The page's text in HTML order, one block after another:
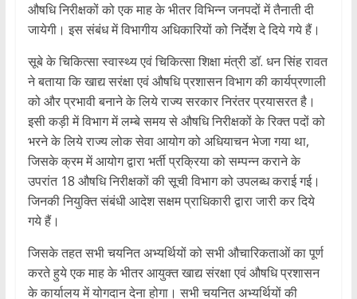
औषधि निरीक्षकों को एक माह के भीतर विभिन्न जनपदों में तैनाती दी
जायेगी। इस संबंध में विभागीय अधिकारियों को निर्देश दे दिये गये हैं।
सूबे के चिकित्सा स्वास्थ्य एवं चिकित्सा शिक्षा मंत्री डॉ. धन सिंह रावत
ने बताया कि खाद्य सरंक्षा एवं औषधि प्रशासन विभाग की कार्यप्रणाली
को और प्रभावी बनाने के लिये राज्य सरकार निरंतर प्रयासरत है।
इसी कड़ी में विभाग में लम्बे समय से औषधि निरीक्षकों के रिक्त पदों को
भरने के लिये राज्य लोक सेवा आयोग को अधियाचन भेजा गया था,
जिसके क्रम में आयोग द्वारा भर्ती प्रक्रिया को सम्पन्न कराने के
उपरांत 18 औषधि निरीक्षकों की सूची विभाग को उपलब्ध कराई गई।
जिनकी नियुक्ति संबंधी आदेश सक्षम प्राधिकारी द्वारा जारी कर दिये
गये हैं।
जिसके तहत सभी चयनित अभ्यर्थियों को सभी औचारिकताओं का पूर्ण
करते हुये एक माह के भीतर आयुक्त खाद्य संरक्षा एवं औषधि प्रशासन
के कार्यालय में योगदान देना होगा। सभी चयनित अभ्यर्थियों की